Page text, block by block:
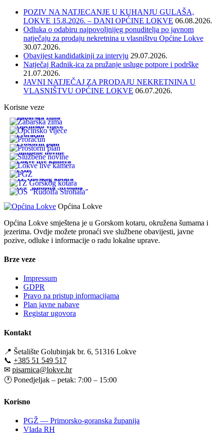
POZIV NA NATJECANJE U KUHANJU GULAŠA,
LOKVE 15.8.2026. – DANI OPĆINE LOKVE 06.08.2026.
Odluka o odabiru najpovoljnijeg ponuditelja po javnom
natječaju za prodaju nekretnina u vlasništvu Općine Lokve
30.07.2026.
Obavijest kandidatkinji za intervju 29.07.2026.
Natječaj Radnik-ica za pružanje usluge potpore i podrške
21.07.2026.
JAVNI NATJEČAJ ZA PRODAJU NEKRETNINA U
VLASNIŠTVU OPĆINE LOKVE 06.07.2026.
Korisne veze
Žabarska zima
Općinsko vijeće
Proračun
Prostorni plan
Službene novine
Lokve live kamera
PGŽ
TZ Gorskog kotara
OŠ "Rudolfa Strohala"
Općina Lokve
Općina Lokve smještena je u Gorskom kotaru, okružena šumama i
jezerima. Ovdje možete pronaći sve službene obavijesti, javne
pozive, odluke i informacije o radu lokalne uprave.
Brze veze
Impressum
GDPR
Pravo na pristup informacijama
Plan javne nabave
Registar ugovora
Kontakt
📍 Šetalište Golubinjak br. 6, 51316 Lokve
📞 +385 51 549 517
✉ pisarnica@lokve.hr
🕐 Ponedjeljak – petak: 7:00 – 15:00
Korisno
PGŽ — Primorsko-goranska županija
Vlada RH